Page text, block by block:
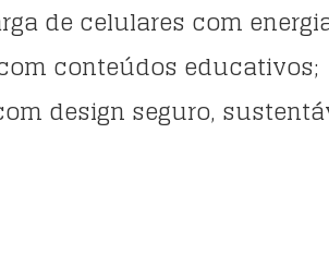
de celulares com
conteúdos educativos;
design seguro,